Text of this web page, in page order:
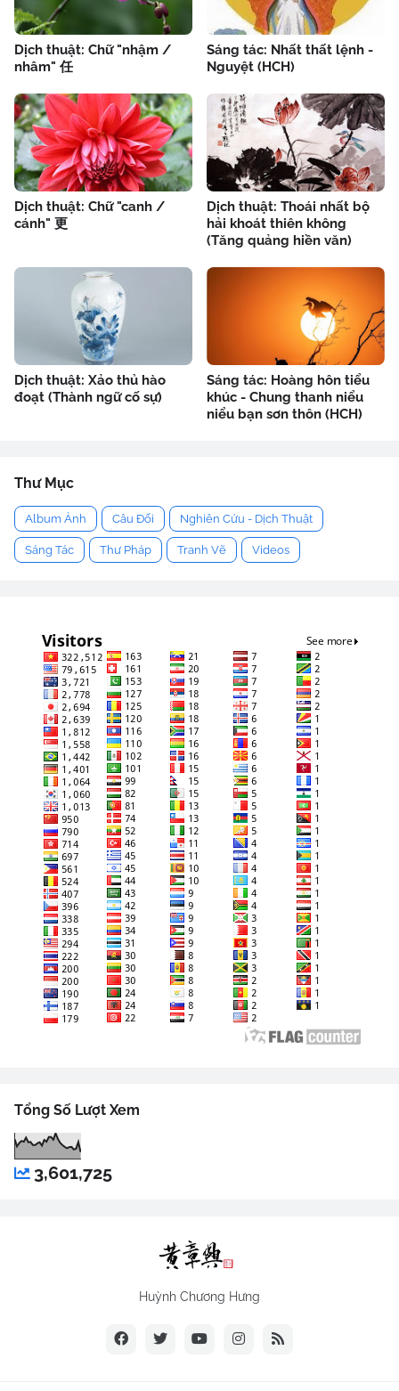
Dịch thuật: Chữ "nhậm /
nhâm" 任
Sáng tác: Nhất thất lệnh -
Nguyệt (HCH)
Dịch thuật: Chữ "canh /
cánh" 更
Dịch thuật: Thoái nhất bộ
hải khoát thiên không
(Tăng quảng hiền văn)
Dịch thuật: Xảo thủ hào
đoạt (Thành ngữ cố sự)
Sáng tác: Hoàng hôn tiểu
khúc - Chung thanh niểu
niểu bạn sơn thôn (HCH)
Thư Mục
Album Ảnh Câu Đối Nghiên Cứu - Dịch Thuật
Sáng Tác Thư Pháp Tranh Vẽ Videos
Tổng Số Lượt Xem
3,601,725
Huỳnh Chương Hưng